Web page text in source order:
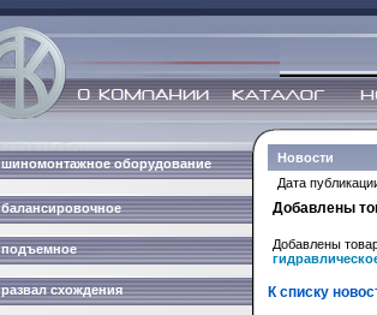
шиномонтажное оборудование
балансировочное
подъемное
развал схождения
Новости
Дата
Добавлены
Добавлены
К списку